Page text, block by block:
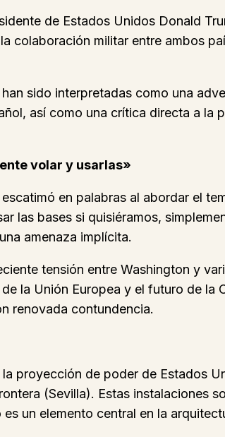
de Estados Unidos Donald
colaboración militar entre ambos
sido interpretadas como una
así como una crítica directa a
volar y usarlas»
en palabras al abordar el
las bases si quisiéramos,
amenaza implícita.
tensión entre Washington y
la Unión Europea y el futuro de la
renovada contundencia.
proyección de poder de Estados
(Sevilla). Estas instalaciones
un elemento central en la